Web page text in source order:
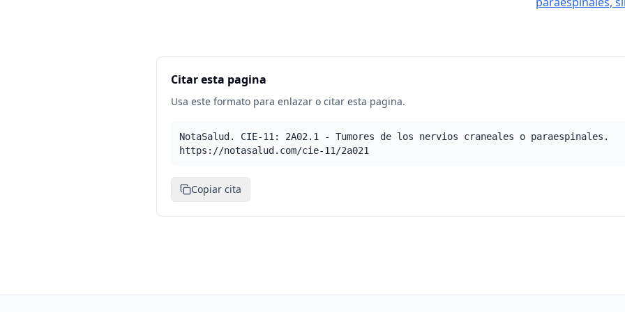
Citar esta pagina
Usa este formato para enlazar o citar esta pagina.
NotaSalud. CIE-11: 2A02.1 - Tumores de los nervios craneales o paraespinales.
https://notasalud.com/cie-11/2a021
Copiar cita